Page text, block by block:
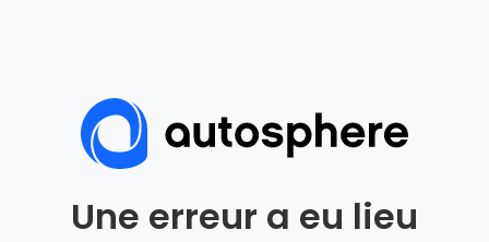
Une erreur a eu lieu